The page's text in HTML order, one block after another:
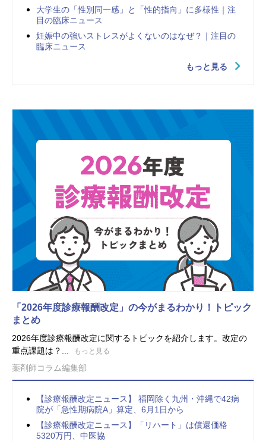
大学生の「性別同一感」と「性的指向」に多様性｜注
目の臨床ニュース
妊娠中の強いストレスがよくないのはなぜ？｜注目の
臨床ニュース
もっと見る
「2026年度診療報酬改定」の今がまるわかり！トピック
まとめ
2026年度診療報酬改定に関するトピックを紹介します。改定の
重点課題は？...
もっと見る
薬剤師コラム編集部
【診療報酬改定ニュース】 福岡除く九州・沖縄で42病
院が「急性期病院A」算定、6月1日から
【診療報酬改定ニュース】「リハート」は償還価格
5320万円、中医協